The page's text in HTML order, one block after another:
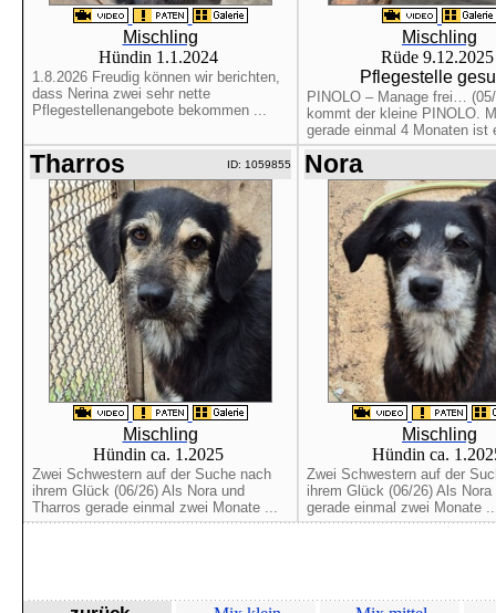
Mischling
Hündin 1.1.2024
1.8.2026 Freudig können wir berichten,
dass Nerina zwei sehr nette
Pflegestellenangebote bekommen ...
Mischling
Rüde
Pflegestelle
PINOLO – Manage frei…
kommt der kleine PINOLO.
gerade einmal 4 Monaten ist
Tharros ID: 1059855
Mischling
Hündin ca. 1.2025
Zwei Schwestern auf der Suche nach
ihrem Glück (06/26) Als Nora und
Tharros gerade einmal zwei Monate ...
Nora
Mischling
Hündin ca.
Zwei Schwestern auf der
ihrem Glück (06/26) Als Nora
gerade einmal zwei Monate